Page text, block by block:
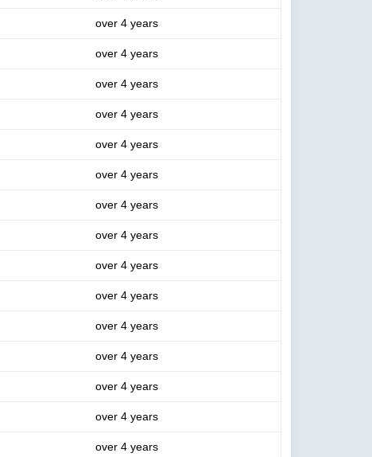
over 4 years
over 4 years
over 4 years
over 4 years
over 4 years
over 4 years
over 4 years
over 4 years
over 4 years
over 4 years
over 4 years
over 4 years
over 4 years
over 4 years
over 4 years